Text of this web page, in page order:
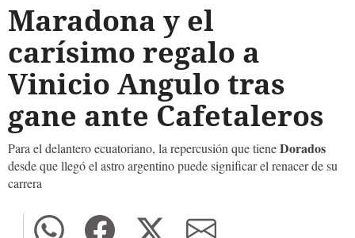
Maradona y el
carísimo regalo a
Vinicio Angulo tras
gane ante Cafetaleros
Para el delantero ecuatoriano, la repercusión que tieneDorados
desde que llegó el astro argentino puede significar el renacer de su
carrera